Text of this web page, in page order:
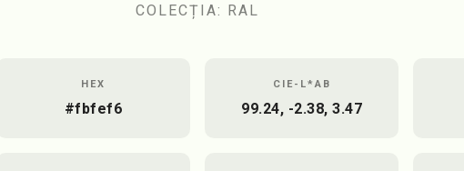
COLECȚIA: RAL
HEX
#fbfef6
CIE-L*AB
99.24, -2.38, 3.47